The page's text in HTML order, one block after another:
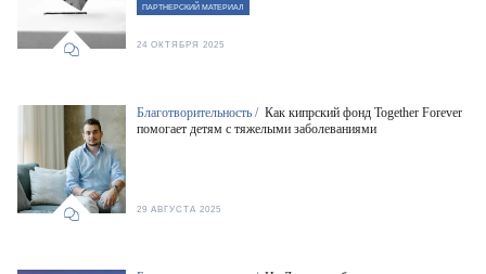
ПАРТНЕРСКИЙ МАТЕРИАЛ
24 ОКТЯБРЯ 2025
Благотворительность / Как кипрский фонд Together Forever
помогает детям с тяжелыми заболеваниями
29 АВГУСТА 2025